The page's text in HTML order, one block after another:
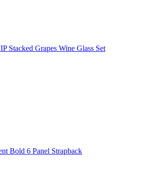
Stacked Grapes Wine Glass Set
Bold 6 Panel Strapback